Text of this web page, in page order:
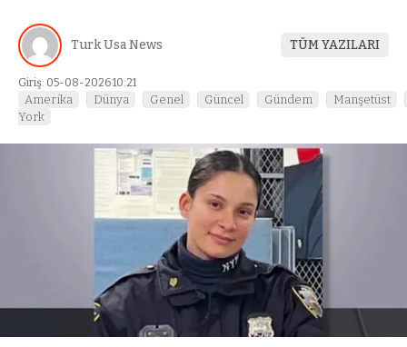
Turk Usa News TÜM YAZILARI
Giriş: 05-08-2026 10:21
Amerika Dünya Genel Güncel Gündem
Manşetüst
York